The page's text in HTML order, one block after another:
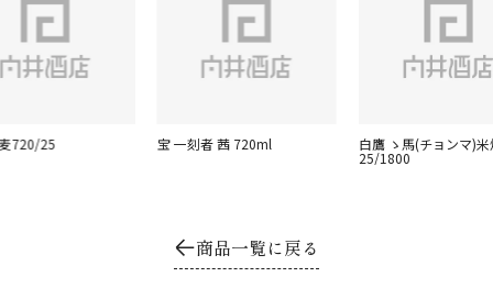
720/25 宝 一刻者 茜 720ml 白鷹 ゝ馬(チョンマ)米
25/1800
商品一覧に戻る